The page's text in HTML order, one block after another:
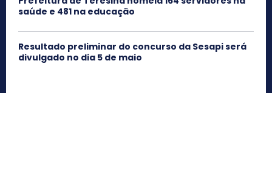
saúde e 481 na educação
Resultado preliminar do concurso da Sesapi será
divulgado no dia 5 de maio